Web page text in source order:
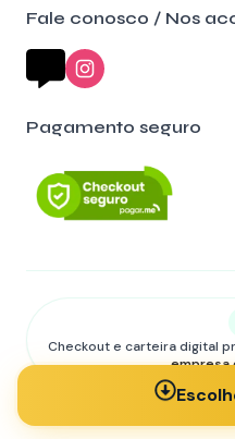
Fale conosco / Nos
Pagamento seguro
Checkout e carteira digital
empresa
RiffaDigital •